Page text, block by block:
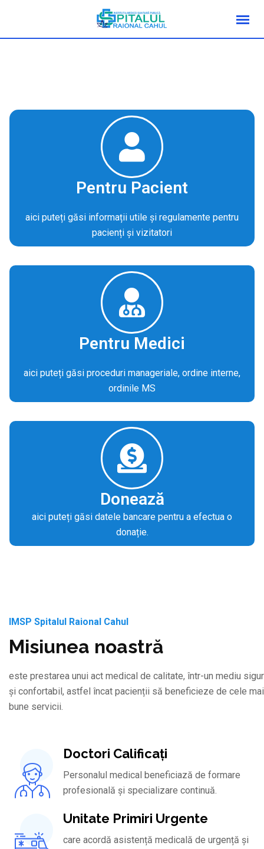
Pentru Pacient
aici puteți găsi informații utile și regulamente pentru
pacienți și vizitatori
Pentru Medici
aici puteți găsi proceduri manageriale, ordine interne,
ordinile MS
Donează
aici puteți găsi datele bancare pentru a efectua o
donație.
IMSP Spitalul Raional Cahul
Misiunea noastră
este prestarea unui act medical de calitate, într-un mediu sigur
și confortabil, astfel încat pacienții să beneficieze de cele mai
bune servicii.
Doctori Calificați
Personalul medical beneficiază de formare
profesională și specializare continuă.
Unitate Primiri Urgente
care acordă asistență medicală de urgență și